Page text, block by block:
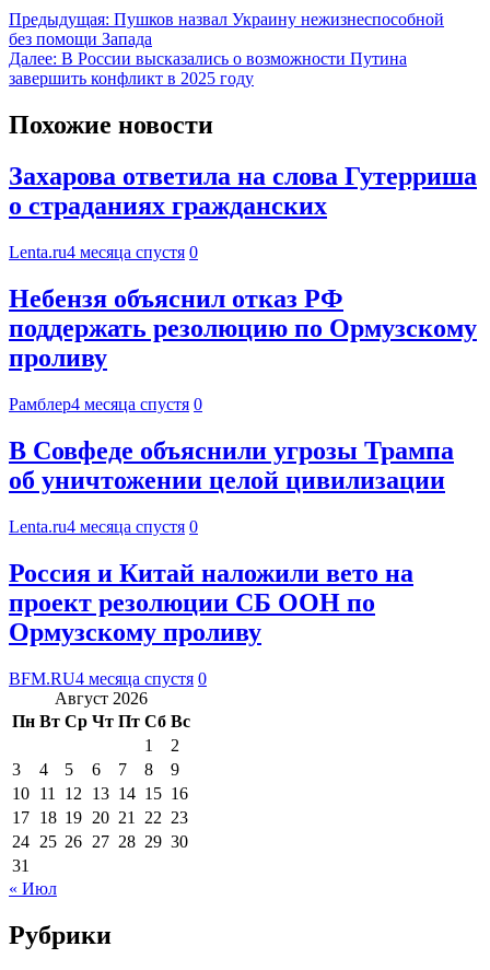
Предыдущая: Пушков назвал Украину нежизнеспособной
без помощи Запада
Далее: В России высказались о возможности Путина
завершить конфликт в 2025 году
Похожие новости
Захарова ответила на слова Гутерриша
о страданиях гражданских
Lenta.ru4 месяца спустя 0
Небензя объяснил отказ РФ
поддержать резолюцию по Ормузскому
проливу
Рамблер4 месяца спустя 0
В Совфеде объяснили угрозы Трампа
об уничтожении целой цивилизации
Lenta.ru4 месяца спустя 0
Россия и Китай наложили вето на
проект резолюции СБ ООН по
Ормузскому проливу
BFM.RU4 месяца спустя 0
Август 2026
Пн Вт Ср Чт Пт Сб Вс
1
2
3
4 5 6 7 8
9
10 11 12 13 14 15 16
17 18 19 20 21 22 23
24 25 26 27 28 29 30
31
« Июл
Рубрики